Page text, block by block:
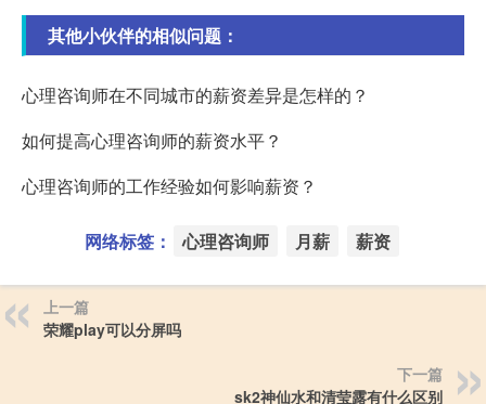
其他小伙伴的相似问题：
心理咨询师在不同城市的薪资差异是怎样的？
如何提高心理咨询师的薪资水平？
心理咨询师的工作经验如何影响薪资？
网络标签： 心理咨询师 月薪 薪资
上一篇
荣耀play可以分屏吗
下一篇
sk2神仙水和清莹露有什么区别